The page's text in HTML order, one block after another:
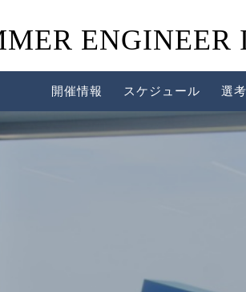
ENGINEER
開催情報 スケジュール 選